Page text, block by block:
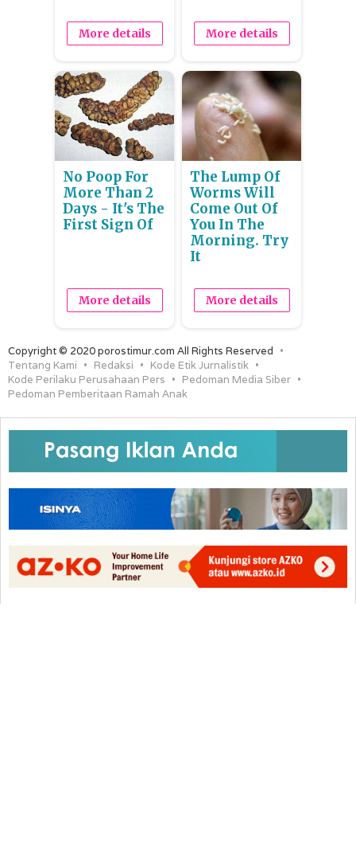
More details More details
No Poop For
More Than 2
Days - It's The
First Sign Of
More details
The Lump Of
Worms Will
Come Out Of
You In The
Morning. Try
It
More details
Copyright © 2020 porostimur.com All Rights Reserved
Tentang Kami
Redaksi
Kode Etik Jurnalistik
Kode Perilaku Perusahaan Pers
Pedoman Media Siber
Pedoman Pemberitaan Ramah Anak